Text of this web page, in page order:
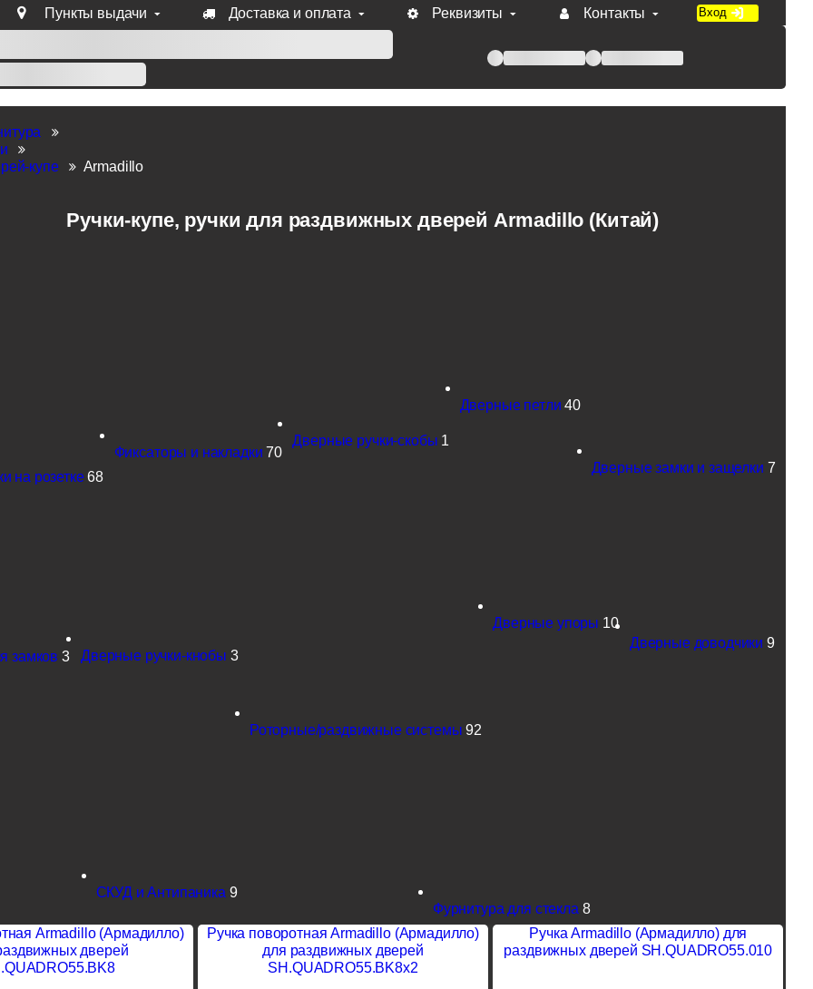
Пункты выдачи Доставка и оплата Реквизиты Контакты Вход
купе
Armadillo
Ручки-купе, ручки для раздвижных дверей Armadillo (Китай)
на розетке 68
Фиксаторы и накладки 70
Дверные ручки-скобы 1
Дверные петли 40
Дверные замки и защелки 7
замков 3 Дверные ручки-кнобы 3
Роторные/раздвижные системы 92
Дверные упоры 10
Дверные доводчики 9
СКУД и Антипаника 9
Фурнитура для стекла 8
Armadillo (Армадилло)
дверей
Ручка поворотная Armadillo (Армадилло)
для раздвижных дверей
SH.QUADRO55.BK8x2
Ручка Armadillo (Армадилло) для
раздвижных дверей SH.QUADRO55.010